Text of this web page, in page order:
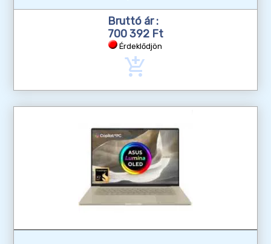
Bruttó ár :
700 392 Ft
Érdeklődjön
add_shopping_cart